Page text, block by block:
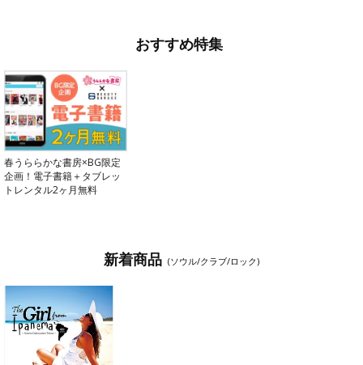
おすすめ特集
春うららかな書房×BG限定
企画！電子書籍＋タブレッ
トレンタル2ヶ月無料
新着商品 (ソウル/クラブ/ロック)